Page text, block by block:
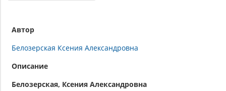
Автор
Белозерская Ксения Александровна
Описание
Белозерская, Ксения Александровна